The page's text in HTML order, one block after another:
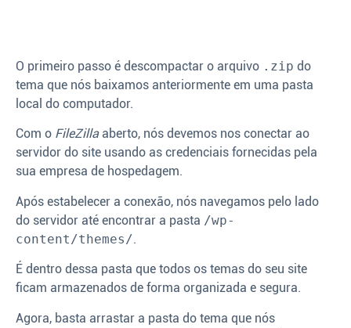
O primeiro passo é descompactar o arquivo .zip do
tema que nós baixamos anteriormente em uma pasta
local do computador.
Com o FileZillaaberto, nós devemos nos conectar ao
servidor do site usando as credenciais fornecidas pela
sua empresa de hospedagem.
Após estabelecer a conexão, nós navegamos pelo lado
do servidor até encontrar a pasta /wp-
content/themes/.
É dentro dessa pasta que todos os temas do seu site
ficam armazenados de forma organizada e segura.
Agora, basta arrastar a pasta do tema que nós